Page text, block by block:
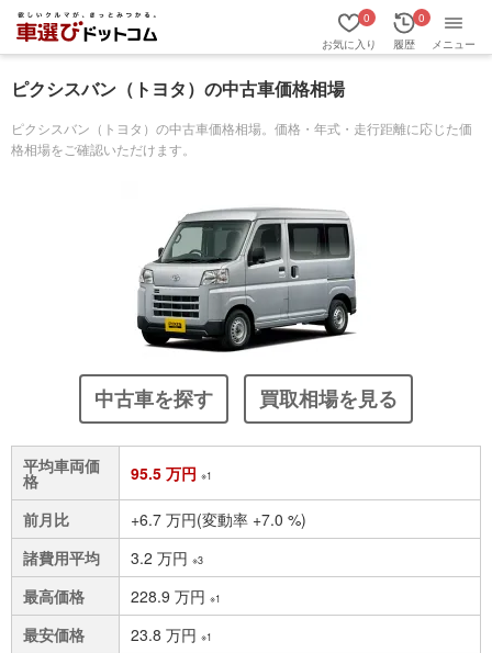
お気に入り
0
履歴
0
メニュー
ピクシスバン（トヨタ）の中古車価格相場
ピクシスバン（トヨタ）の中古車価格相場。価格・年式・走行距離に応じた価
格相場をご確認いただけます。
中古車を探す 買取相場を見る
平均車両価
格 95.5 万円 ※1
前月比
+6.7 万円(変動率 +7.0 %)
諸費用平均
3.2 万円 ※3
最高価格 228.9 万円 ※1
最安価格 23.8 万円 ※1